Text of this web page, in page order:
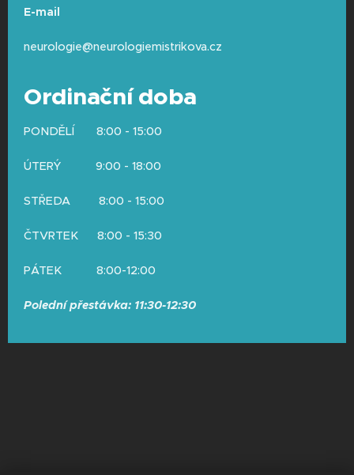
E-mail
neurologie@neurologiemistrikova.cz
Ordinační doba
PONDĚLÍ 8:00 - 15:00
ÚTERÝ 9:00 - 18:00
STŘEDA 8:00 - 15:00
ČTVRTEK 8:00 - 15:30
PÁTEK 8:00-12:00
Polední přestávka: 11:30-12:30